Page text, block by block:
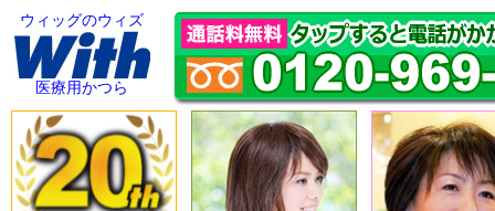
ウィッグのウィズ
医療用かつら